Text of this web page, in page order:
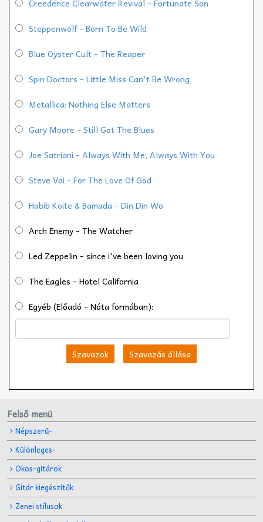
Creedence Clearwater Revival - Fortunate Son
Steppenwolf - Born To Be Wild
Blue Oyster Cult - The Reaper
Spin Doctors - Little Miss Can't Be Wrong
Metallica: Nothing Else Matters
Gary Moore - Still Got The Blues
Joe Satriani - Always With Me, Always With You
Steve Vai - For The Love Of God
Habib Koite & Bamada - Din Din Wo
Arch Enemy - The Watcher
Led Zeppelin - since i've been loving you
The Eagles - Hotel California
Egyéb (Előadó - Nóta formában):
Szavazok Szavazás állása
Felső menü
Népszerű-
Különleges-
Okos-gitárok
Gitár kiegészítők
Zenei stílusok